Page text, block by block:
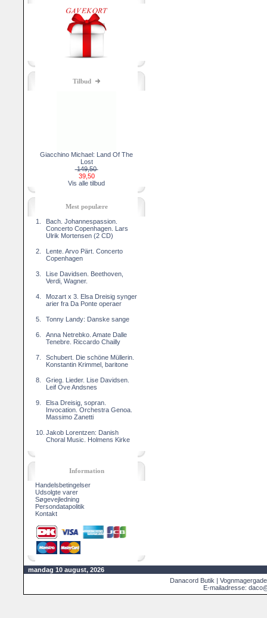
Tilbud
Giacchino Michael: Land Of The
Lost
149,50
39,50
Vis alle tilbud
Mest populære
1.
Bach. Johannespassion.
Concerto Copenhagen. Lars
Ulrik Mortensen (2 CD)
2.
Lente. Arvo Pärt. Concerto
Copenhagen
3.
Lise Davidsen. Beethoven,
Verdi, Wagner.
4.
Mozart x 3. Elsa Dreisig synger
arier fra Da Ponte operaer
5. Tonny Landy: Danske sange
6.
Anna Netrebko. Amate Dalle
Tenebre. Riccardo Chailly
7.
Schubert. Die schöne Müllerin.
Konstantin Krimmel, baritone
8.
Grieg. Lieder. Lise Davidsen.
Leif Ove Andsnes
9.
Elsa Dreisig, sopran.
Invocation. Orchestra Genoa.
Massimo Zanetti
10. Jakob Lorentzen: Danish
Choral Music. Holmens Kirke
Information
Handelsbetingelser
Udsolgte varer
Søgevejledning
Persondatapolitik
Kontakt
mandag 10 august, 2026
Danacord Butik |
E-mailadresse: